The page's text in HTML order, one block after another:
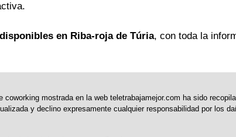
en Riba-roja de Túria, con toda la
mostrada en la web teletrabajamejor.com ha sido
y declino expresamente cualquier responsabilidad por los